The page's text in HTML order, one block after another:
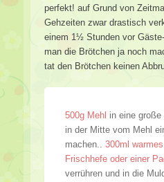
perfekt! auf Grund von
Gehzeiten zwar drastisch
einem 1½ Stunden vor
man die Brötchen ja noch
tat den Brötchen keinen
500g Mehl in eine
in der Mitte vom Mehl
machen.. 300ml
Frischhefe oder einer
verrühren und in die